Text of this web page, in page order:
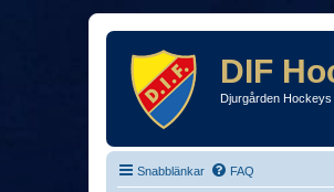
DIF
Djurgården Hockeys
Snabblänkar FAQ